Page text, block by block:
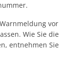
vor
Wie Sie die
entnehmen Sie